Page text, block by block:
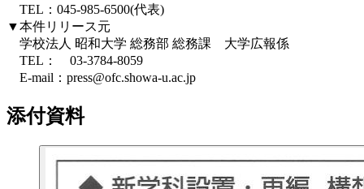
TEL：045-985-6500(代表)
▼本件リリース元
学校法人 昭和大学 総務部 総務課 大学広報係
TEL： 03-3784-8059
E-mail：press@ofc.showa-u.ac.jp
添付資料